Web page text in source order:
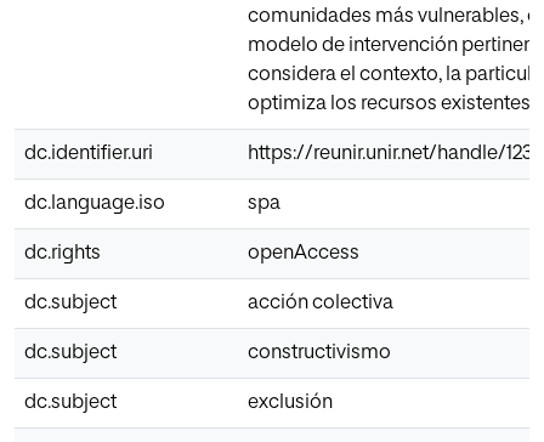
comunidades más vulnerables,
modelo de intervención
considera el contexto, la
optimiza los recursos existentes.
dc.identifier.uri https://reunir.unir.net/handle/
dc.language.iso spa
dc.rights openAccess
dc.subject acción colectiva
dc.subject constructivismo
dc.subject exclusión